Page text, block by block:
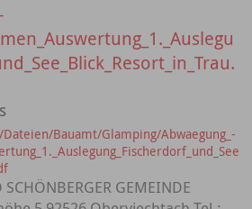
Bauamt/Glamping/Abwaegung_-
GEMEINDE